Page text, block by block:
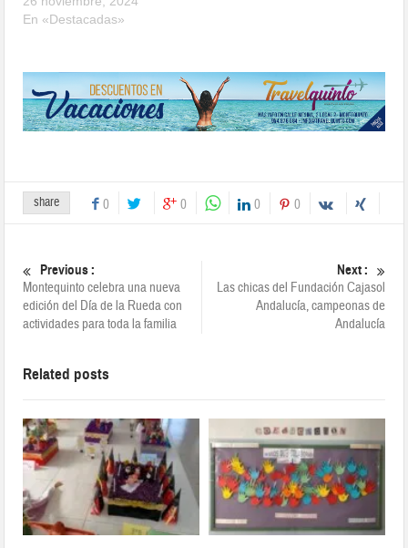
En «Destacadas»
share 0 0 0 0
Previous :
Montequinto celebra una nueva
edición del Día de la Rueda con
actividades para toda la familia
Next :
Las chicas del Fundación Cajasol
Andalucía, campeonas de
Andalucía
Related posts